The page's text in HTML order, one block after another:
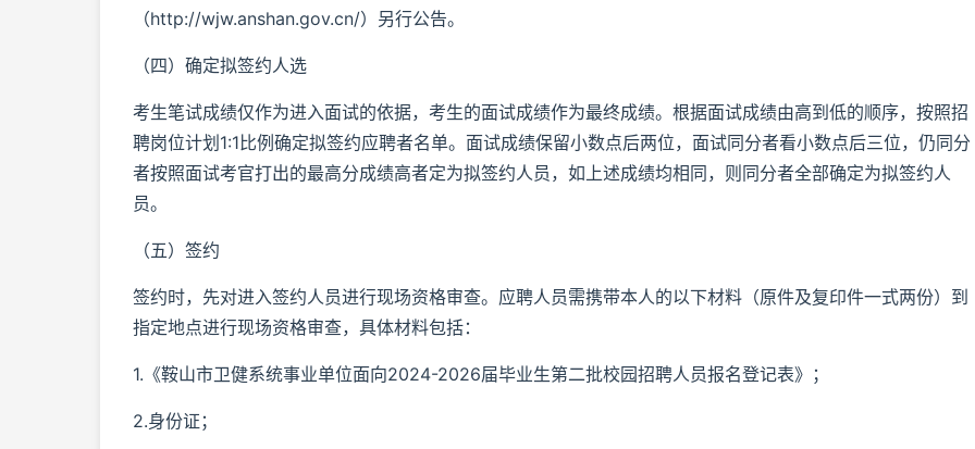
（http://wjw.anshan.gov.cn/）另行公告。
（四）确定拟签约人选
考生笔试成绩仅作为进入面试的依据，考生的面试成绩作为最终成绩。根据面试成绩由高到低的顺序，按照招
聘岗位计划1:1比例确定拟签约应聘者名单。面试成绩保留小数点后两位，面试同分者看小数点后三位，仍同分
者按照面试考官打出的最高分成绩高者定为拟签约人员，如上述成绩均相同，则同分者全部确定为拟签约人
员。
（五）签约
签约时，先对进入签约人员进行现场资格审查。应聘人员需携带本人的以下材料（原件及复印件一式两份）到
指定地点进行现场资格审查，具体材料包括：
1.《鞍山市卫健系统事业单位面向2024-2026届毕业生第二批校园招聘人员报名登记表》；
2.身份证；